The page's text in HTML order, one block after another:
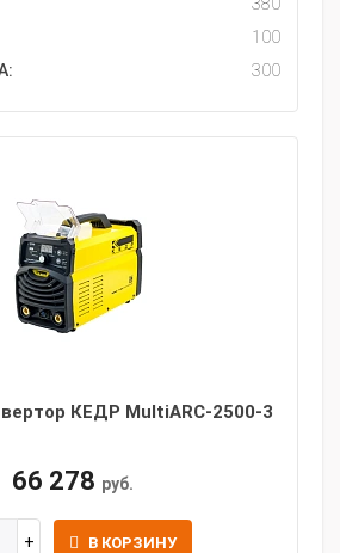
100
300
КЕДР MultiARC-2500-3
66 278 руб.
В КОРЗИНУ